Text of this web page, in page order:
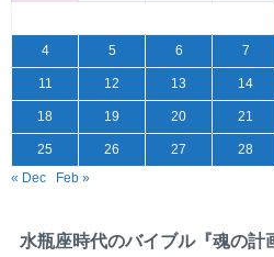
4 5 6 7
11 12 13 14
18 19 20 21
25 26 27 28
« Dec
Feb »
水瓶座時代のバイブル『魂の計